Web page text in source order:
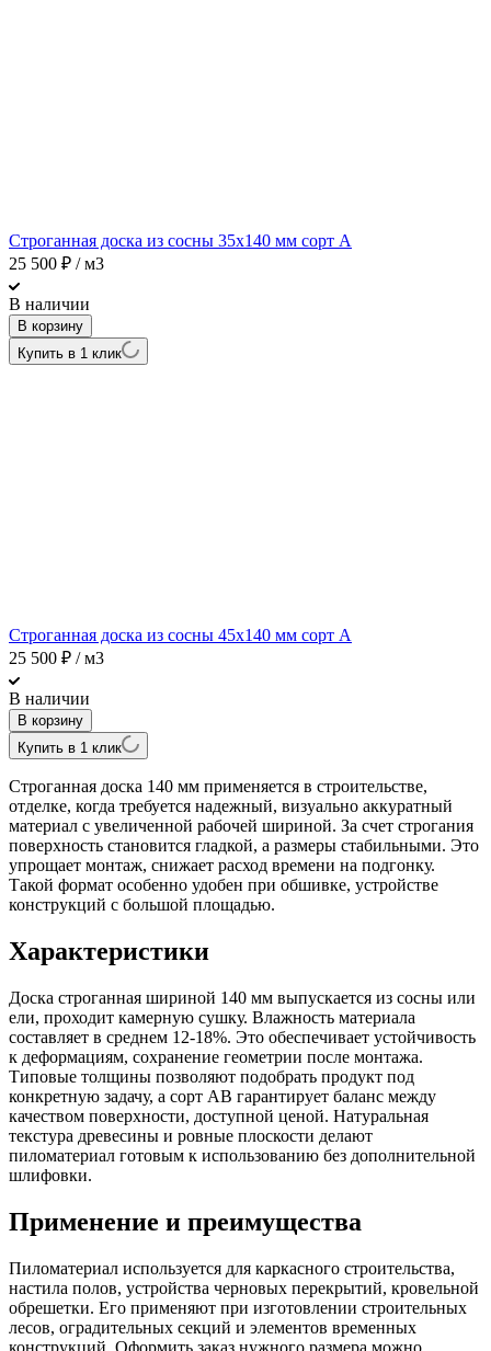
Строганная доска из сосны 35х140 мм сорт A
25 500 ₽ / м3
В наличии
В корзину
Купить в 1 клик
Строганная доска из сосны 45х140 мм сорт A
25 500 ₽ / м3
В наличии
В корзину
Купить в 1 клик
Строганная доска 140 мм применяется в строительстве,
отделке, когда требуется надежный, визуально аккуратный
материал с увеличенной рабочей шириной. За счет строгания
поверхность становится гладкой, а размеры стабильными. Это
упрощает монтаж, снижает расход времени на подгонку.
Такой формат особенно удобен при обшивке, устройстве
конструкций с большой площадью.
Характеристики
Доска строганная шириной 140 мм выпускается из сосны или
ели, проходит камерную сушку. Влажность материала
составляет в среднем 12-18%. Это обеспечивает устойчивость
к деформациям, сохранение геометрии после монтажа.
Типовые толщины позволяют подобрать продукт под
конкретную задачу, а сорт АВ гарантирует баланс между
качеством поверхности, доступной ценой. Натуральная
текстура древесины и ровные плоскости делают
пиломатериал готовым к использованию без дополнительной
шлифовки.
Применение и преимущества
Пиломатериал используется для каркасного строительства,
настила полов, устройства черновых перекрытий, кровельной
обрешетки. Его применяют при изготовлении строительных
лесов, оградительных секций и элементов временных
конструкций. Оформить заказ нужного размера можно